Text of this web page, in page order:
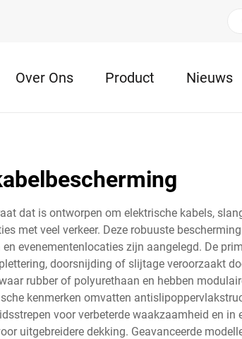
Over Ons Product Nieuws
dat is ontworpen om elektrische kabels,
met veel verkeer. Deze robuuste
evenementenlocaties zijn aangelegd. De
doorsnijding of slijtage veroorzaakt
rubber of polyurethaan en hebben
kenmerken omvatten
voor verbeterde waakzaamheid en
uitgebreidere dekking. Geavanceerde